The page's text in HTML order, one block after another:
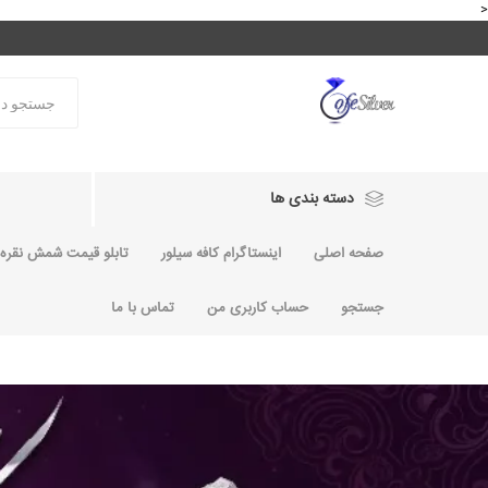
<
دسته بندی ها
صفحه اصلی اینستاگرام کافه سیلور تابلو قیمت شمش نقره
جستجو حساب کاربری من تماس با ما